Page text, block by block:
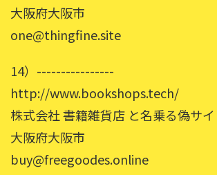
大阪府大阪市
one@thingfine.site
14）----------------
http://www.bookshops.tech/
株式会社 書籍雑貨店 と名乗る偽サイ
大阪府大阪市
buy@freegoodes.online